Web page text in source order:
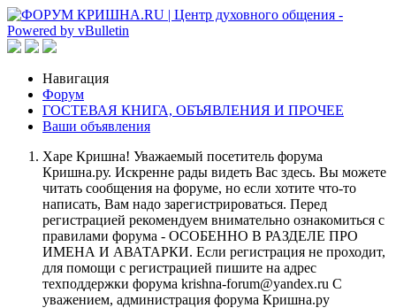
Навигация
Форум
ГОСТЕВАЯ КНИГА, ОБЪЯВЛЕНИЯ И ПРОЧЕЕ
Ваши объявления
Харе Кришна! Уважаемый посетитель форума
Кришна.ру. Искренне рады видеть Вас здесь. Вы можете
читать сообщения на форуме, но если хотите что-то
написать, Вам надо зарегистрироваться. Перед
регистрацией рекомендуем внимательно ознакомиться с
правилами форума - ОСОБЕННО В РАЗДЕЛЕ ПРО
ИМЕНА И АВАТАРКИ. Если регистрация не проходит,
для помощи с регистрацией пишите на адрес
техподдержки форума krishna-forum@yandex.ru С
уважением, администрация форума Кришна.ру